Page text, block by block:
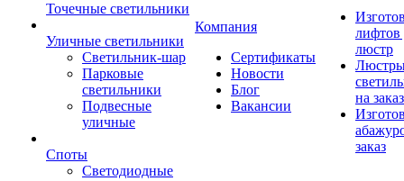
Точечные светильники
Уличные светильники
Светильник-шар
Парковые
светильники
Подвесные
уличные
Споты
Светодиодные
Компания
Сертификаты
Новости
Блог
Вакансии
лифтов
люстр
на заказ
заказ